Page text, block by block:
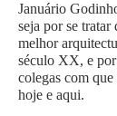
Januário
seja por se tratar
melhor
século XX, e por
colegas com
hoje e aqui.